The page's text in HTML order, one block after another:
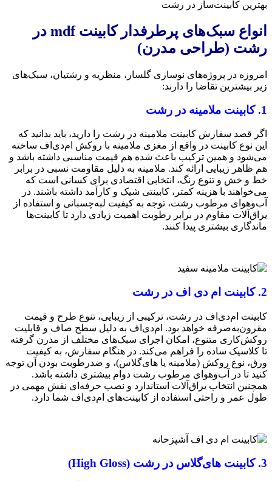
انواع سبک‌های پرطرفدار کابینت mdf در
رشت (طراحی مدرن)
امروزه در پروژه‌های نوسازی گلسار، منظریه و رشتیان، سبک‌های
زیر بیشترین تقاضا را دارند:
1. کابینت ملامینه در رشت
اگر قصد سفارش کابینت ملامینه در رشت را دارید، باید بدانید که
این نوع کابینت در واقع از مغزی ملامینه با روکش ام‌دی‌اف ساخته
می‌شود و همین ترکیب باعث شده هم قیمت مناسبی داشته باشد و
هم ظاهر زیبایی ارائه کند. ملامینه به دلیل مقاومت نسبی در برابر
خط و خش و تنوع رنگ، انتخابی اقتصادی برای کسانی است که
می‌خواهند با هزینه کمتر، کابینتی شیک و کارآمد داشته باشند. در
آب‌وهوای مرطوب رشت، توجه به کیفیت لبه‌چسبانی و استفاده از
یراق‌آلات مقاوم در برابر رطوبت اهمیت زیادی دارد تا کابینت‌ها
ماندگاری بیشتری پیدا کنند.
2. کابینت ام دی اف در رشت
کابینت ام‌دی‌اف در رشت، ترکیبی از زیبایی، تنوع طرح و قیمت
مقرون‌به‌صرفه خواهد بود. ام‌دی‌اف به دلیل سطح صاف و قابلیت
روکش‌کاری متنوع، امکان اجرای سبک‌های مختلف از مدرن گرفته
تا کلاسیک ساده را فراهم می‌کند. در هنگام سفارش، به کیفیت
ورق، نوع روکش (ملامینه یا های‌گلاس)، و ضد‌رطوبت بودن آن توجه
کنید تا در آب‌وهوای مرطوب رشت دوام بیشتری داشته باشد.
همچنین انتخاب یراق‌آلات استاندارد و نصب حرفه‌ای نقش مهمی در
طول عمر و راحتی استفاده از کابینت‌های ام‌دی‌اف شما دارد.
3. کابینت های‌گلاس در رشت (High Gloss)